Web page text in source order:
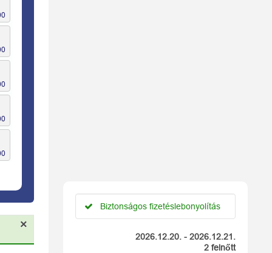
×
Biztonságos fizetéslebonyolítás
2026.12.20. - 2026.12.21.
2 felnőtt